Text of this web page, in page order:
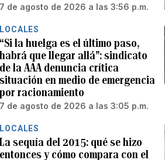
7 de agosto de 2026 a las 3:56 p.m.
LOCALES
“Si la huelga es el último paso,
habrá que llegar allá”: sindicato
de la AAA denuncia crítica
situación en medio de emergencia
por racionamiento
7 de agosto de 2026 a las 3:05 p.m.
LOCALES
La sequía del 2015: qué se hizo
entonces y cómo compara con el